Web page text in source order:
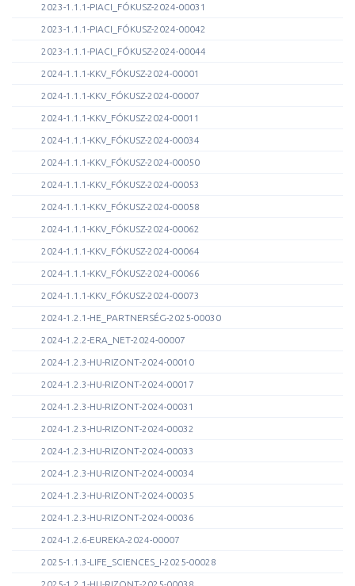
2023-1.1.1-PIACI_FÓKUSZ-2024-00031
2023-1.1.1-PIACI_FÓKUSZ-2024-00042
2023-1.1.1-PIACI_FÓKUSZ-2024-00044
2024-1.1.1-KKV_FÓKUSZ-2024-00001
2024-1.1.1-KKV_FÓKUSZ-2024-00007
2024-1.1.1-KKV_FÓKUSZ-2024-00011
2024-1.1.1-KKV_FÓKUSZ-2024-00034
2024-1.1.1-KKV_FÓKUSZ-2024-00050
2024-1.1.1-KKV_FÓKUSZ-2024-00053
2024-1.1.1-KKV_FÓKUSZ-2024-00058
2024-1.1.1-KKV_FÓKUSZ-2024-00062
2024-1.1.1-KKV_FÓKUSZ-2024-00064
2024-1.1.1-KKV_FÓKUSZ-2024-00066
2024-1.1.1-KKV_FÓKUSZ-2024-00073
2024-1.2.1-HE_PARTNERSÉG-2025-00030
2024-1.2.2-ERA_NET-2024-00007
2024-1.2.3-HU-RIZONT-2024-00010
2024-1.2.3-HU-RIZONT-2024-00017
2024-1.2.3-HU-RIZONT-2024-00031
2024-1.2.3-HU-RIZONT-2024-00032
2024-1.2.3-HU-RIZONT-2024-00033
2024-1.2.3-HU-RIZONT-2024-00034
2024-1.2.3-HU-RIZONT-2024-00035
2024-1.2.3-HU-RIZONT-2024-00036
2024-1.2.6-EUREKA-2024-00007
2025-1.1.3-LIFE_SCIENCES_I-2025-00028
2025-1.2.1-HU-RIZONT-2025-00038